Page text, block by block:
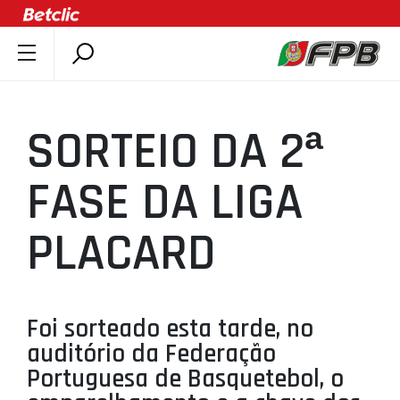
ÚLTIMAS
COMPETIÇÕES
ASSOCIAÇÕES
CLUBES
AGENTES
SELEÇÕES
MINIBASQUETE
SORTEIO DA 2ª
FASE DA LIGA
PLACARD
Foi sorteado esta tarde, no
auditório da Federação
Portuguesa de Basquetebol, o